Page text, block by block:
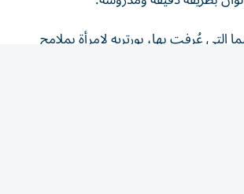
التي عُرِفت بها، بورتريه لامرأة بملامح
التقليدية التراثية الإماراتية المزينة